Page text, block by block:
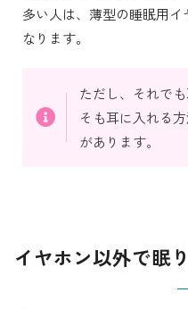
多い人は、薄型の睡眠用
なります。
ただし、それで
そも耳に入れる
があります。
イヤホン以外で眠